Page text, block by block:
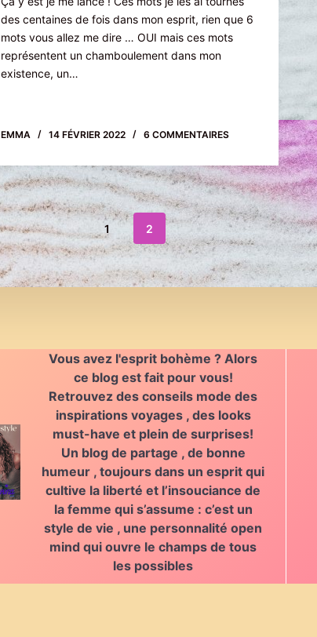
des centaines de fois dans mon esprit, rien que 6
mots vous allez me dire … OUI mais ces mots
représentent un chamboulement dans mon
existence, un…
EMMA 14 FÉVRIER 2022 6 COMMENTAIRES
1 2
Vous avez l'esprit bohème ?Alors
ce blog est fait pour vous!
Retrouvez desconseils mode des
inspirations voyages , des looks
must-have et plein de surprises!
Un blog de partage , de bonne
humeur , toujours dans un esprit qui
cultive la liberté et l’insouciance de
la femme qui s’assume : c’est un
style de vie , une personnalité open
mind qui ouvre le champs de tous
les possibles